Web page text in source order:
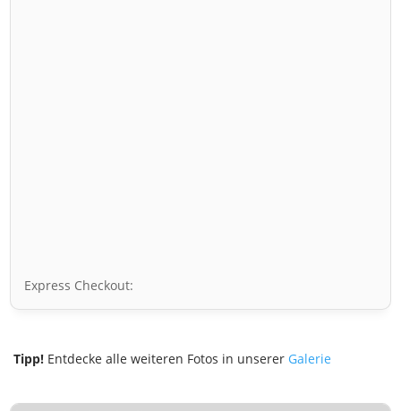
Express Checkout:
Tipp! Entdecke alle weiteren Fotos in unserer Galerie